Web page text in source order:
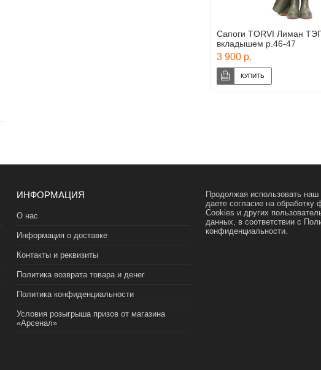
Сапоги TORVI Лиман
вкладышем р.46-47
3 900 р.
ИНФОРМАЦИЯ
О нас
Информация о доставке
Контакты и реквизиты
Политика возврата товара и денег
Политика конфиденциальности
Условия розыгрыша призов от магазина
«Арсенал»
Продолжая использовать наш
даете согласие на обработку
Cookies и других
данных, в соответствии с
конфиденциальности.